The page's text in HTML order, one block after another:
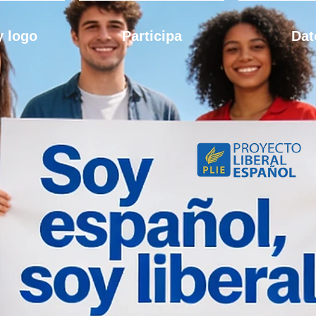
logo Participa